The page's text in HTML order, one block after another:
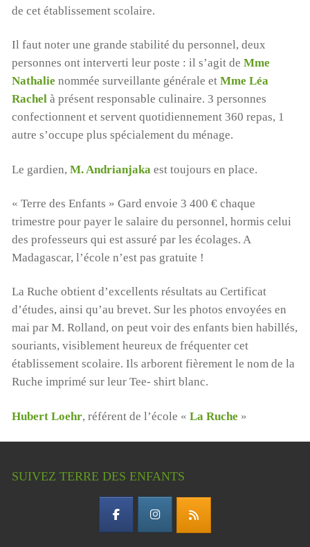
de cet établissement scolaire.
Il faut noter une grande stabilité du personnel, deux
personnes ont interverti leur poste : il s’agit de Mme
Nathalie nommée surveillante générale et Mme Léa
Rachelà présent responsable culinaire. 3 personnes
confectionnent et servent quotidiennement 360 repas, 1
autre s’occupe plus spécialement du ménage.
Le gardien, M. Andrianjaka est toujours en place.
« Terre des Enfants » Gard envoie 3 400 € chaque
trimestre pour payer le salaire du personnel, hormis celui
des professeurs qui est assuré par les écolages. A
Madagascar, l’école n’est pas gratuite !
La Ruche obtient d’excellents résultats au Certificat
d’études, ainsi qu’au brevet. Sur les photos envoyées en
mai par M. Rolland, on peut voir des enfants bien habillés,
souriants, visiblement heureux de fréquenter cet
établissement scolaire. Ils arborent fièrement le nom de la
Ruche imprimé sur leur Tee- shirt blanc.
Hubert Loehr, référent de l’école « La Ruche »
SUIVEZ TERRE DES ENFANTS